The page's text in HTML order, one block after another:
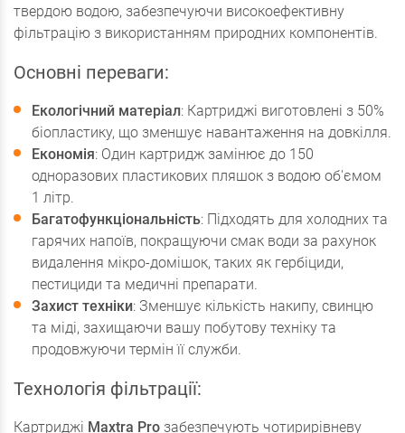
твердою водою, забезпечуючи високоефективну
фільтрацію з використанням природних компонентів.
Основні переваги:
Екологічний матеріал: Картриджі виготовлені з 50%
біопластику, що зменшує навантаження на довкілля.
Економія: Один картридж замінює до 150
одноразових пластикових пляшок з водою об'ємом
1 літр.
Багатофункціональність: Підходять для холодних та
гарячих напоїв, покращуючи смак води за рахунок
видалення мікро-домішок, таких як гербіциди,
пестициди та медичні препарати.
Захист техніки: Зменшує кількість накипу, свинцю
та міді, захищаючи вашу побутову техніку та
продовжуючи термін її служби.
Технологія фільтрації:
Картриджі Maxtra Pro забезпечують чотирирівневу